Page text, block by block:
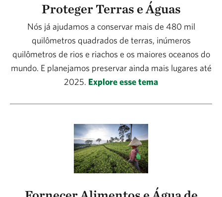
Proteger Terras e Águas
Nós já ajudamos a conservar mais de 480 mil
quilômetros quadrados de terras, inúmeros
quilômetros de rios e riachos e os maiores oceanos do
mundo. E planejamos preservar ainda mais lugares até
2025. Explore esse tema